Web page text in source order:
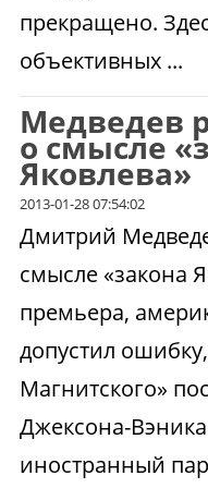
прекращено.
объективных ...
Медведев
о смысле
Яковлева»
2013-01-28 07:54:02
Дмитрий
смысле «закона
премьера,
допустил
Магнитского»
Джексона-
иностранный